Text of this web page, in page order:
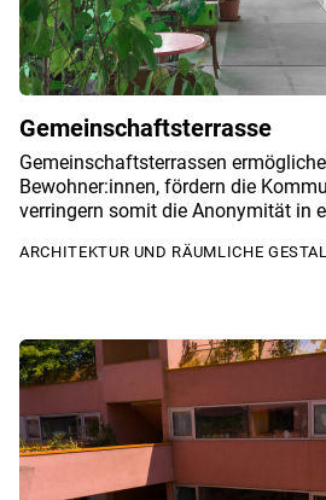
Gemeinschaftsterrasse
Gemeinschaftsterrassen
Bewohner:innen, fördern die
verringern somit die Anonymität in
ARCHITEKTUR UND RÄUMLICHE